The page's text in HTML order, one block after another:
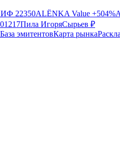
22350ALЁNKA Value +504%
Пила ИгоряСырьев ₽
База эмитентовКарта рынка